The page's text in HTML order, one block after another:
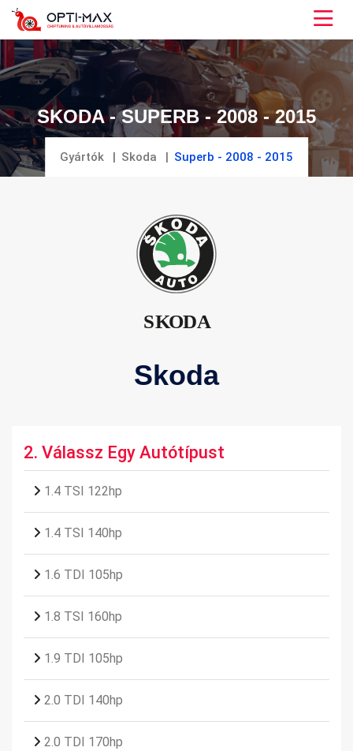
SKODA - SUPERB - 2008 - 2015
Gyártók Skoda Superb - 2008 - 2015
Skoda
2. Válassz Egy Autótípust
1.4 TSI 122hp
1.4 TSI 140hp
1.6 TDI 105hp
1.8 TSI 160hp
1.9 TDI 105hp
2.0 TDI 140hp
2.0 TDI 170hp